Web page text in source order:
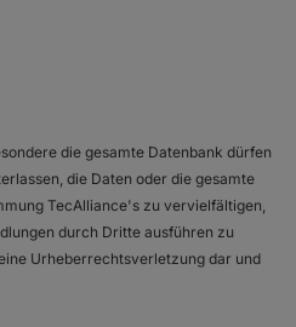
die gesamte Datenbank dürfen
die Daten oder die gesamte
TecAlliance's zu vervielfältigen,
durch Dritte ausführen zu
Urheberrechtsverletzung dar und